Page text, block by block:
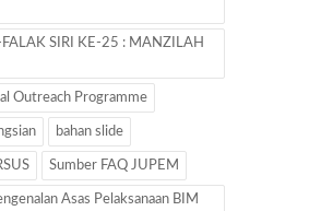
FALAK SIRI KE-25 : MANZILAH
Outreach Programme
bahan slide
Sumber FAQ JUPEM
Asas Pelaksanaan BIM